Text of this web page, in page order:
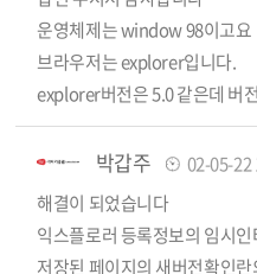
운영체제는 window 98이고요
브라우저는 explorer입니다.
explorer버전은 5.0 같은데 버
박갑주
02-05-22
해결이 되었습니다
익스플로러 등록정보의 임시
저장된 페이지의 새버전확인